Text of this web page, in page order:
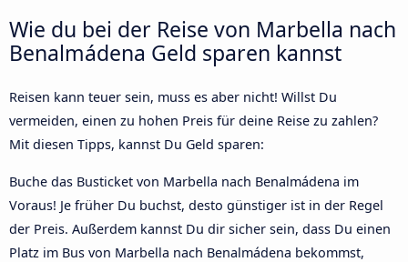
Wie du bei der Reise von Marbella nach
Benalmádena Geld sparen kannst
Reisen kann teuer sein, muss es aber nicht! Willst Du
vermeiden, einen zu hohen Preis für deine Reise zu zahlen?
Mit diesen Tipps, kannst Du Geld sparen:
Buche das Busticket von Marbella nach Benalmádena im
Voraus! Je früher Du buchst, desto günstiger ist in der Regel
der Preis. Außerdem kannst Du dir sicher sein, dass Du einen
Platz im Bus von Marbella nach Benalmádena bekommst,